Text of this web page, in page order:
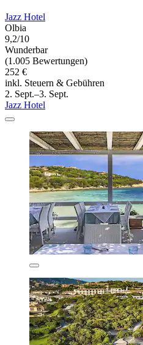
Jazz Hotel
Olbia
9,2/10
Wunderbar
(1.005 Bewertungen)
252 €
inkl. Steuern & Gebühren
2. Sept.–3. Sept.
Jazz Hotel